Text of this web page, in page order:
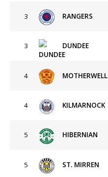
3 RANGERS
3 DUNDEE
4 MOTHERWELL
4 KILMARNOCK
5 HIBERNIAN
5 ST. MIRREN